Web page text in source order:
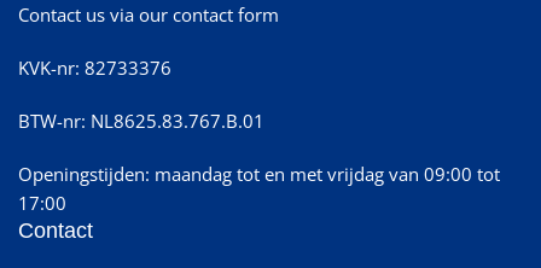
Contact us via our contact form
KVK-nr: 82733376
BTW-nr: NL8625.83.767.B.01
Openingstijden: maandag tot en met vrijdag van 09:00 tot
17:00
Contact